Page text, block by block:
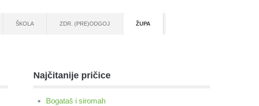
ŠKOLA ZDR. (PRE)ODGOJ ŽUPA
Najčitanije pričice
Bogataš i siromah